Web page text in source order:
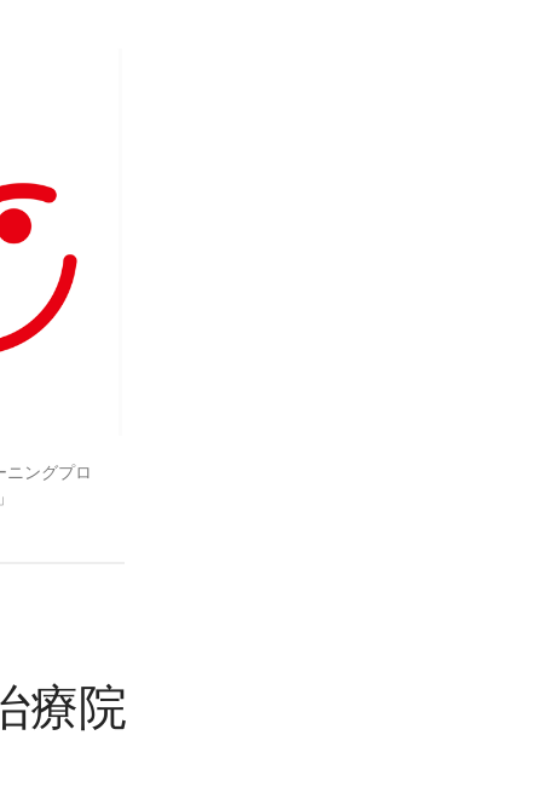
ニングプロ
療院